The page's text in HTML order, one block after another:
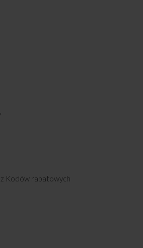
Kodów rabatowych